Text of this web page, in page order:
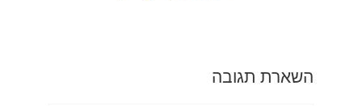
השארת תגובה